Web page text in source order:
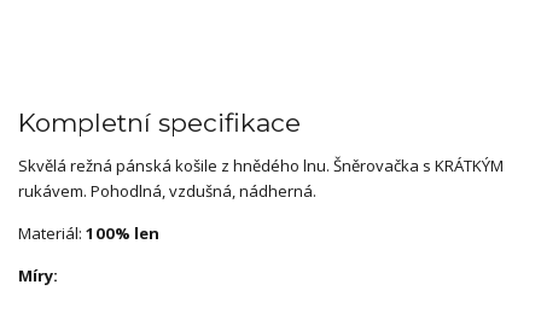
Kompletní specifikace
Skvělá režná pánská košile z hnědého lnu. Šněrovačka s KRÁTKÝM
rukávem. Pohodlná, vzdušná, nádherná.
Materiál: 100% len
Míry: